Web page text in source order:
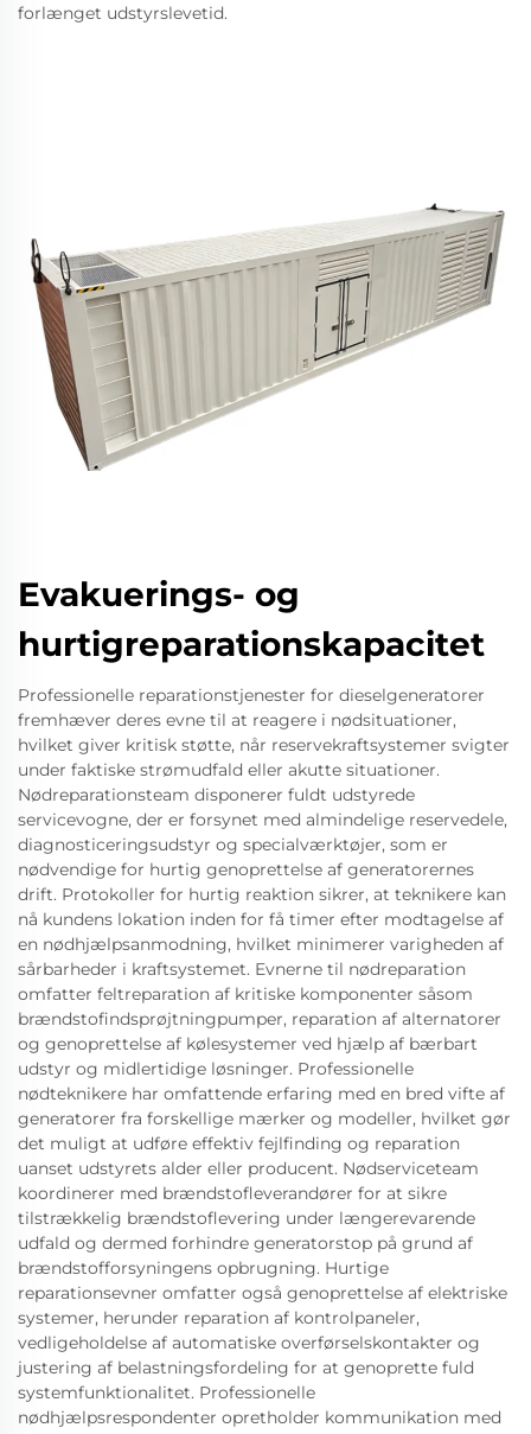
forlænget udstyrslevetid.
Evakuerings- og
hurtigreparationskapacitet
Professionelle reparationstjenester for dieselgeneratorer
fremhæver deres evne til at reagere i nødsituationer,
hvilket giver kritisk støtte, når reservekraftsystemer svigter
under faktiske strømudfald eller akutte situationer.
Nødreparationsteam disponerer fuldt udstyrede
servicevogne, der er forsynet med almindelige reservedele,
diagnosticeringsudstyr og specialværktøjer, som er
nødvendige for hurtig genoprettelse af generatorernes
drift. Protokoller for hurtig reaktion sikrer, at teknikere kan
nå kundens lokation inden for få timer efter modtagelse af
en nødhjælpsanmodning, hvilket minimerer varigheden af
sårbarheder i kraftsystemet. Evnerne til nødreparation
omfatter feltreparation af kritiske komponenter såsom
brændstofindsprøjtningpumper, reparation af alternatorer
og genoprettelse af kølesystemer ved hjælp af bærbart
udstyr og midlertidige løsninger. Professionelle
nødteknikere har omfattende erfaring med en bred vifte af
generatorer fra forskellige mærker og modeller, hvilket gør
det muligt at udføre effektiv fejlfinding og reparation
uanset udstyrets alder eller producent. Nødserviceteam
koordinerer med brændstofleverandører for at sikre
tilstrækkelig brændstoflevering under længerevarende
udfald og dermed forhindre generatorstop på grund af
brændstofforsyningens opbrugning. Hurtige
reparationsevner omfatter også genoprettelse af elektriske
systemer, herunder reparation af kontrolpaneler,
vedligeholdelse af automatiske overførselskontakter og
justering af belastningsfordeling for at genoprette fuld
systemfunktionalitet. Professionelle
nødhjælpsrespondenter opretholder kommunikation med